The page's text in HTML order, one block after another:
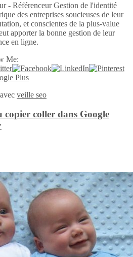
- Référenceur Gestion de l'identité
des entreprises soucieuses de leur
et conscientes de la plus-value
apporter la bonne gestion de leur
en ligne.
Me:
veille seo
copier coller dans Google